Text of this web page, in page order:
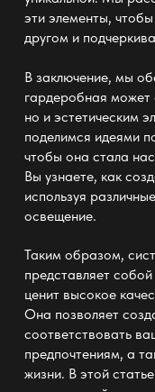
эти элементы,
другом и
В заключение, мы
гардеробная может
но и эстетическим
поделимся идеями
чтобы она стала
Вы узнаете, как
используя
освещение.
Таким образом,
представляет
ценит высокое
Она позволяет
соответствовать
предпочтениям, а
жизни. В этой